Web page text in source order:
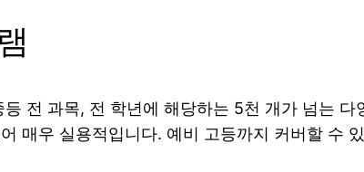
전 과목, 전 학년에 해당하는 5천 개가 넘는
매우 실용적입니다. 예비 고등까지 커버할 수